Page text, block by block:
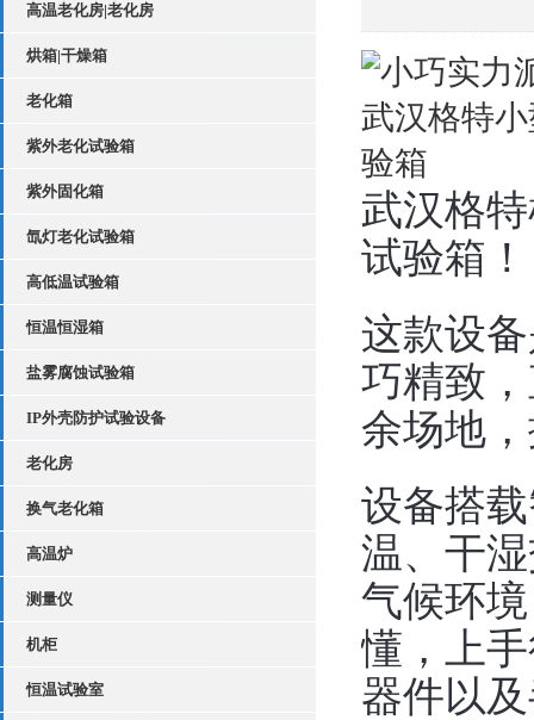
高温老化房|老化房
烘箱|干燥箱
老化箱
紫外老化试验箱
紫外固化箱
氙灯老化试验箱
高低温试验箱
恒温恒湿箱
盐雾腐蚀试验箱
IP外壳防护试验设备
老化房
换气老化箱
高温炉
测量仪
机柜
恒温试验室
武汉格
试验箱！
这款设
巧精致
余场地
设备搭
温、干
气候环
懂，上
器件以